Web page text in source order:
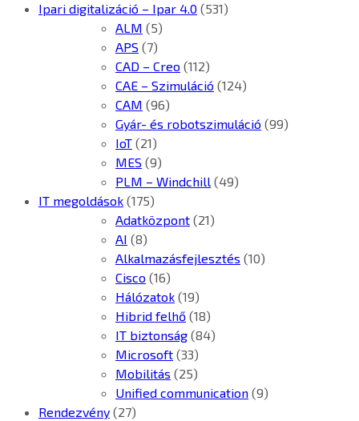
Ipari digitalizáció – Ipar 4.0 (531)
ALM (5)
APS (7)
CAD – Creo (112)
CAE – Szimuláció (124)
CAM (96)
Gyár- és robotszimuláció (99)
IoT (21)
MES (9)
PLM – Windchill (49)
IT megoldások (175)
Adatközpont (21)
AI (8)
Alkalmazásfejlesztés (10)
Cisco (16)
Hálózatok (19)
Hibrid felhő (18)
IT biztonság (84)
Microsoft (33)
Mobilitás (25)
Unified communication (9)
Rendezvény (27)